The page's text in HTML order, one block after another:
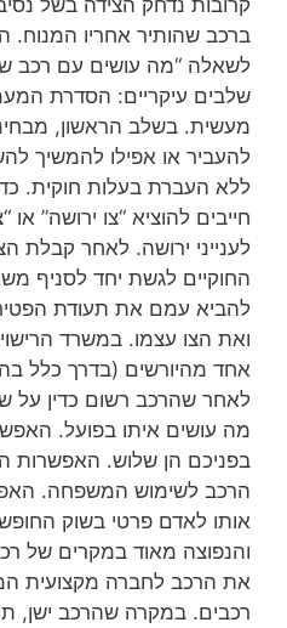
ברכב שהותיר אחריו המנוח.
לשאלה “מה עושים עם רכב
שלבים עיקריים: הסדרת
מעשית. בשלב הראשון,
להעביר או אפילו להמשיך
ללא העברת בעלות חוקית.
חייבים להוציא “צו ירושה”
לענייני ירושה. לאחר קבלת
החוקיים לגשת יחד לסניף
להביא עמם את תעודת
ואת הצו עצמו. במשרד
אחד מהיורשים (בדרך כלל
לאחר שהרכב רשום כדין על
מה עושים איתו בפועל.
בפניכם הן שלוש. האפשרות
הרכב לשימוש המשפחה.
אותו לאדם פרטי בשוק
והנפוצה מאוד במקרים של
את הרכב לחברה מקצועית
רכבים. במקרה שהרכב ישן,